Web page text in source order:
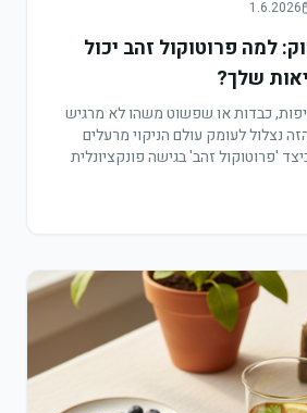
1.6.2026
למה פרוטוקול זהב יכול
שלך?
כבדות או שפשוט משהו לא מרגיש
נצלול לעומק עולם הניקוי מרעלים
'פרוטוקול זהב' בגישה פונקציונלית